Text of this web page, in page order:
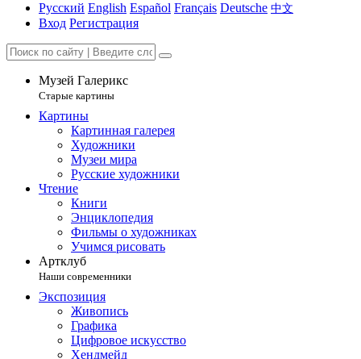
Русский English Español Français Deutsche 中文
Вход Регистрация
Музей Галерикс
Старые картины
Картины
Картинная галерея
Художники
Музеи мира
Русские художники
Чтение
Книги
Энциклопедия
Фильмы о художниках
Учимся рисовать
Артклуб
Наши современники
Экспозиция
Живопись
Графика
Цифровое искусство
Хендмейд